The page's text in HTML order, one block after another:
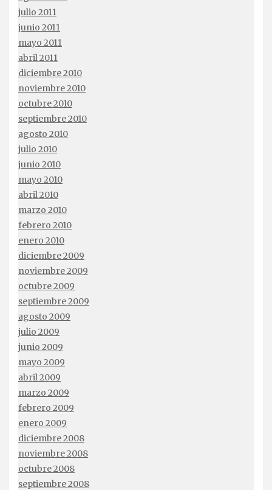
julio 2011
junio 2011
mayo 2011
abril 2011
diciembre 2010
noviembre 2010
octubre 2010
septiembre 2010
agosto 2010
julio 2010
junio 2010
mayo 2010
abril 2010
marzo 2010
febrero 2010
enero 2010
diciembre 2009
noviembre 2009
octubre 2009
septiembre 2009
agosto 2009
julio 2009
junio 2009
mayo 2009
abril 2009
marzo 2009
febrero 2009
enero 2009
diciembre 2008
noviembre 2008
octubre 2008
septiembre 2008